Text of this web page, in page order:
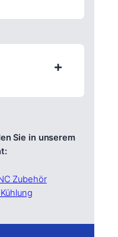
+
Sie in unserem
Zubehör